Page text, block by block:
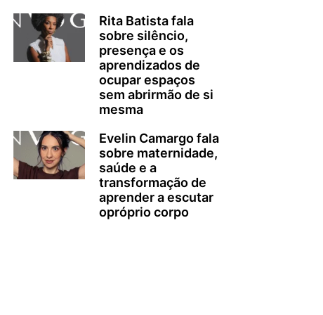
Rita Batista fala
sobre silêncio,
presença e os
aprendizados de
ocupar espaços
sem abrirmão de si
mesma
Evelin Camargo fala
sobre maternidade,
saúde e a
transformação de
aprender a escutar
opróprio corpo